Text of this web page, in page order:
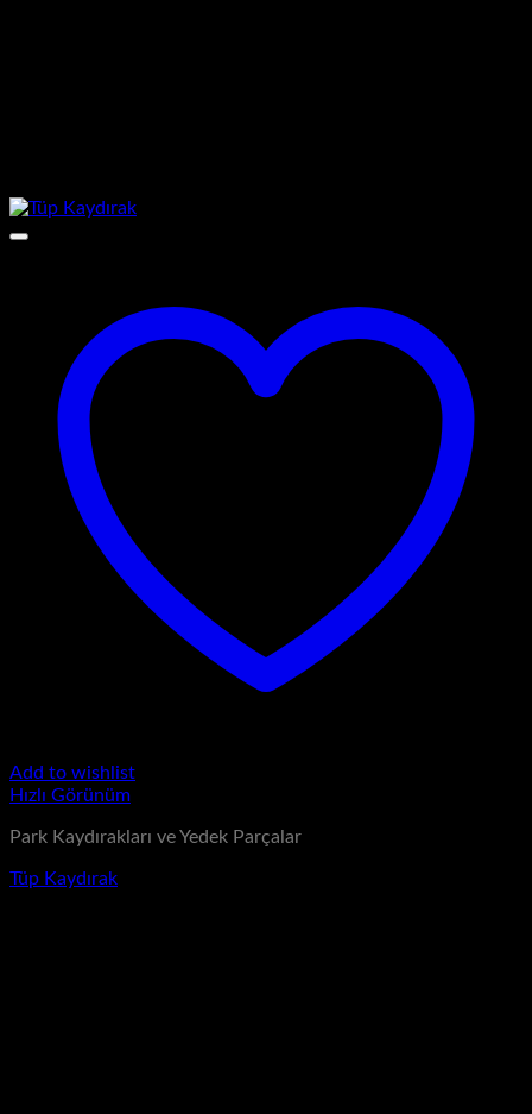
Add to wishlist
Hızlı Görünüm
Park Kaydırakları ve Yedek Parçalar
Tüp Kaydırak